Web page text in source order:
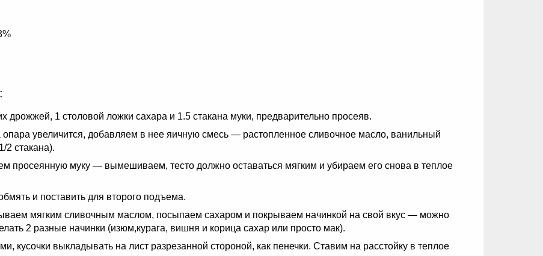
дрожжей, 1 столовой ложки сахара и 1.5 стакана муки, предварительно просеяв.
опара увеличится, добавляем в нее яичную смесь — растопленное сливочное масло, ванильный
2 стакана).
просеянную муку — вымешиваем, тесто должно оставаться мягким и убираем его снова в теплое
и поставить для второго подъема.
мягким сливочным маслом, посыпаем сахаром и покрываем начинкой на свой вкус — можно
2 разные начинки (изюм,курага, вишня и корица сахар или просто мак).
кусочки выкладывать на лист разрезанной стороной, как пенечки. Ставим на расстойку в теплое